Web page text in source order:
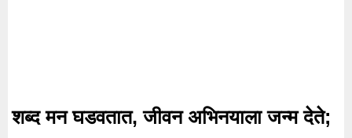
शब्द मन घडवतात, जीवन अभिनयाला जन्म देते;